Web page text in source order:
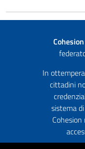
In
cittadini
sistema